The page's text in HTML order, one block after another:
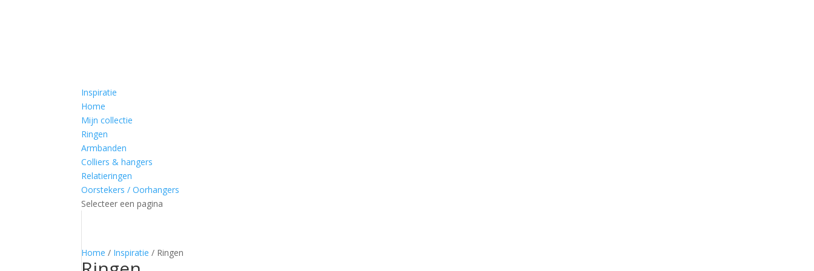
Inspiratie
Home
Mijn collectie
Ringen
Armbanden
Colliers & hangers
Relatieringen
Oorstekers / Oorhangers
Selecteer een pagina
Home / Inspiratie / Ringen